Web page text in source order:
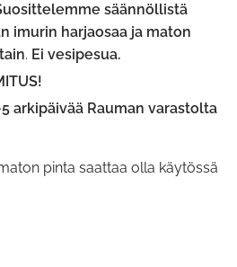
säännöllistä
imurin harjaosaa ja maton
. Ei vesipesua.
arkipäivää Rauman varastolta
pinta saattaa olla käytössä